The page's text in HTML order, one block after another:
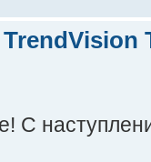
С